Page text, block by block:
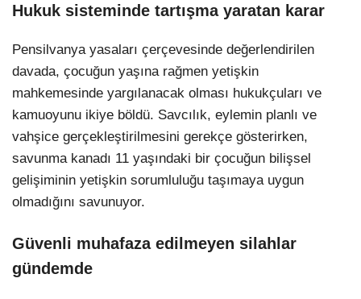
Hukuk sisteminde tartışma yaratan karar
Pensilvanya yasaları çerçevesinde değerlendirilen
davada, çocuğun yaşına rağmen yetişkin
mahkemesinde yargılanacak olması hukukçuları ve
kamuoyunu ikiye böldü. Savcılık, eylemin planlı ve
vahşice gerçekleştirilmesini gerekçe gösterirken,
savunma kanadı 11 yaşındaki bir çocuğun bilişsel
gelişiminin yetişkin sorumluluğu taşımaya uygun
olmadığını savunuyor.
Güvenli muhafaza edilmeyen silahlar
gündemde